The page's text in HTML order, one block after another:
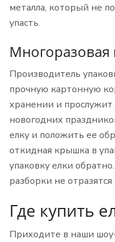
металла, который не
упасть.
Многоразовая
Производитель
прочную картонную
хранении и прослужит
новогодних
елку и положить ее
откидная крышка в
упаковку елки
разборки не
Где купить
Приходите в наши